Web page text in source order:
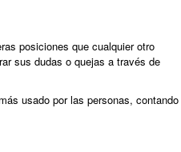
posiciones que cualquier otro
sus dudas o quejas a través de
usado por las personas, contando